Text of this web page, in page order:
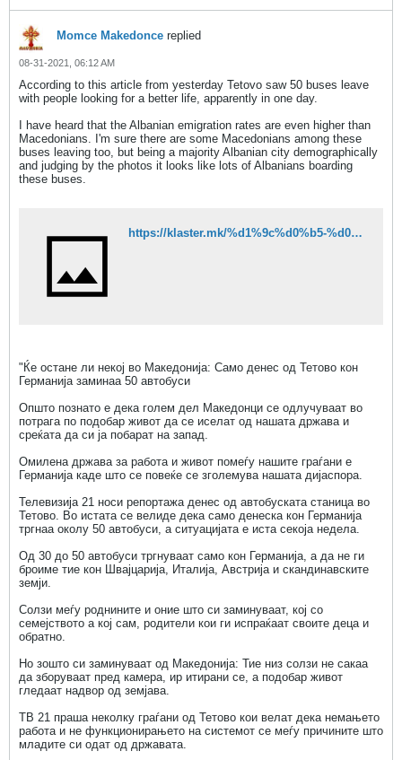
Momce Makedonce replied
08-31-2021, 06:12 AM
According to this article from yesterday Tetovo saw 50 buses leave
with people looking for a better life, apparently in one day.
I have heard that the Albanian emigration rates are even higher than
Macedonians. I'm sure there are some Macedonians among these
buses leaving too, but being a majority Albanian city demographically
and judging by the photos it looks like lots of Albanians boarding
these buses.
https://klaster.mk/%d1%9c%d0%b5-%d0%be%d1%81%d1%82%d0%b0%d0%bd%d0%b5-%d0%bb%d0%b8-%d0%bd%d0%b5%d0%ba%d0%be%d1%98-%d0%b2%d0%be-%d0%bc%d0%b0%d0%ba%d0%b5%d0%b4%d0%be%d0%bd%d0%b8%d1%98%d0%b0-%d1%81%d0%b0%d0%bc%d0%be-%d0%b4/?fbclid=IwAR0WCGgM8GzdLJ8RMEyy-sT4QMiSJQQ3k-EBKC1jAJHgMo7t8eD8HTSwOlY#
"Ќе остане ли некој во Македонија: Само денес од Тетово кон
Германија заминаа 50 автобуси
Општо познато е дека голем дел Македонци се одлучуваат во
потрага по подобар живот да се иселат од нашата држава и
среќата да си ја побарат на запад.
Омилена држава за работа и живот помеѓу нашите граѓани е
Германија каде што се повеќе се зголемува нашата дијаспора.
Телевизија 21 носи репортажа денес од автобуската станица во
Тетово. Во истата се велиде дека само денеска кон Германија
тргнаа околу 50 автобуси, а ситуацијата е иста секоја недела.
Од 30 до 50 автобуси тргнуваат само кон Германија, а да не ги
броиме тие кон Швајцарија, Италија, Австрија и скандинавските
земји.
Солзи меѓу роднините и оние што си заминуваат, кој со
семејството а кој сам, родители кои ги испраќаат своите деца и
обратно.
Но зошто си заминуваат од Македонија: Тие низ солзи не сакаа
да зборуваат пред камера, ир итирани се, а подобар живот
гледаат надвор од земјава.
ТВ 21 праша неколку граѓани од Тетово кои велат дека немањето
работа и не функционирањето на системот се меѓу причините што
младите си одат од државата.